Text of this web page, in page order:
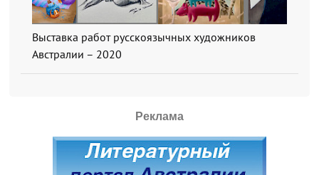
Выставка работ русскоязычных художников
Австралии – 2020
Реклама